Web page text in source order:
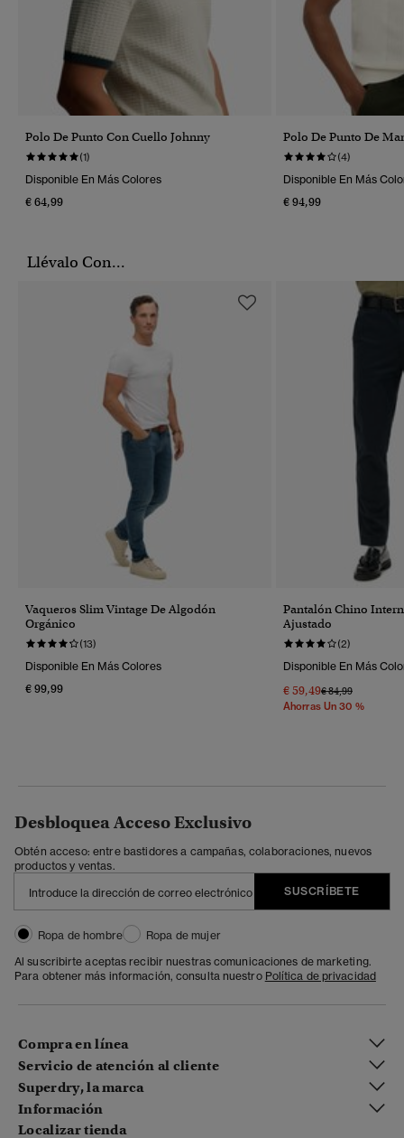
Polo De Punto Con Cuello Johnny
(1)
Disponible En Más Colores
€ 64,99
Polo De Punto De
(4)
Disponible En Más
€ 94,99
Llévalo Con...
Vaqueros Slim Vintage De Algodón
Orgánico
(13)
Disponible En Más Colores
€ 99,99
Pantalón Chino
Ajustado
(2)
Disponible En Más
€ 59,49Precio Rebajado
€ 84,99A
Ahorras Un 30 %
Desbloquea Acceso Exclusivo
Obtén acceso: entre bastidores a campañas, colaboraciones, nuevos
productos y ventas.
SUSCRÍBETE
Ropa de hombre
Ropa de mujer
Al suscribirte aceptas recibir nuestras comunicaciones de marketing.
Para obtener más información, consulta nuestro Política de privacidad
Compra en línea
Servicio de atención al cliente
Superdry, la marca
Información
Localizar tienda